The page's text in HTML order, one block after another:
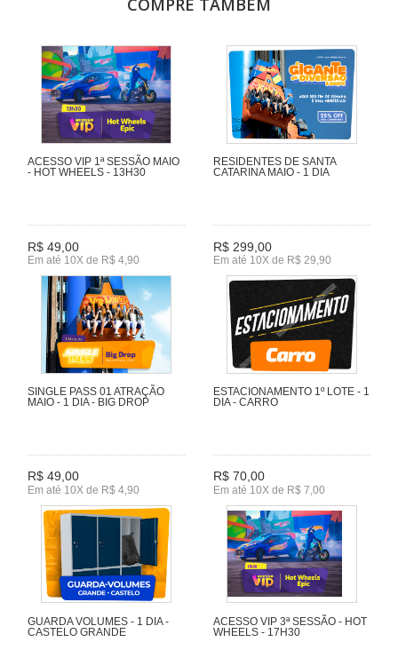
COMPRE TAMBÉM
ACESSO VIP 1ª SESSÃO MAIO
- HOT WHEELS - 13H30
R$ 49,00
Em até 10X de R$ 4,90
RESIDENTES DE SANTA
CATARINA MAIO - 1 DIA
R$ 299,00
Em até 10X de R$ 29,90
SINGLE PASS 01 ATRAÇÃO
MAIO - 1 DIA - BIG DROP
R$ 49,00
Em até 10X de R$ 4,90
ESTACIONAMENTO 1º LOTE - 1
DIA - CARRO
R$ 70,00
Em até 10X de R$ 7,00
GUARDA VOLUMES - 1 DIA -
CASTELO GRANDE
ACESSO VIP 3ª SESSÃO - HOT
WHEELS - 17H30